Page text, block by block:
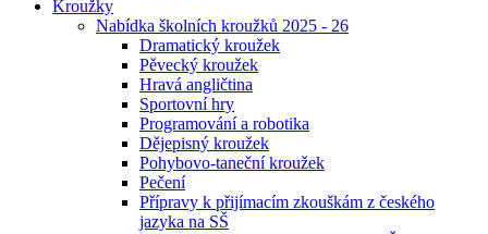
Kroužky
Nabídka školních kroužků 2025 - 26
Dramatický kroužek
Pěvecký kroužek
Hravá angličtina
Sportovní hry
Programování a robotika
Dějepisný kroužek
Pohybovo-taneční kroužek
Pečení
Přípravy k přijímacím zkouškám z českého
jazyka na SŠ